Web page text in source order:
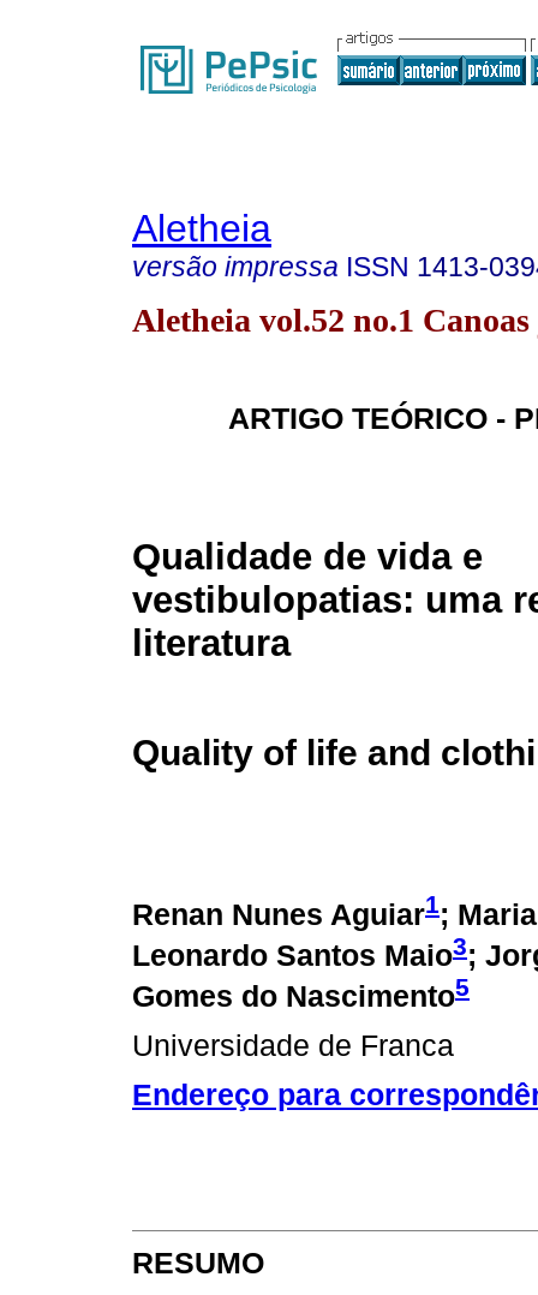
Aletheia
versão impressa ISSN 1413-
Aletheia vol.52 no.1
ARTIGO TEÓRICO -
Qualidade de vida e
vestibulopatias: uma
literatura
Quality of life and
Renan Nunes Aguiar1;
Leonardo Santos Maio3;
Gomes do Nascimento5
Universidade de Franca
Endereço para
RESUMO